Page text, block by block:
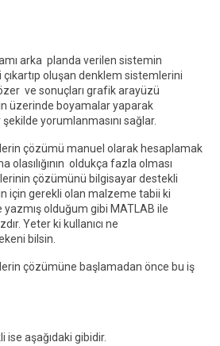
arka planda verilen sistemin
oluşan denklem sistemlerini
ve sonuçları grafik arayüzü
üzerinde boyamalar yaparak
şekilde yorumlanmasını sağlar.
çözümü manuel olarak hesaplamak
olasılığının oldukça fazla olması
çözümünü bilgisayar destekli
için gerekli olan malzeme tabii ki
yazmış olduğum gibi MATLAB ile
Yeter ki kullanıcı ne
bilsin.
çözümüne başlamadan önce bu iş
ise aşağıdaki gibidir.